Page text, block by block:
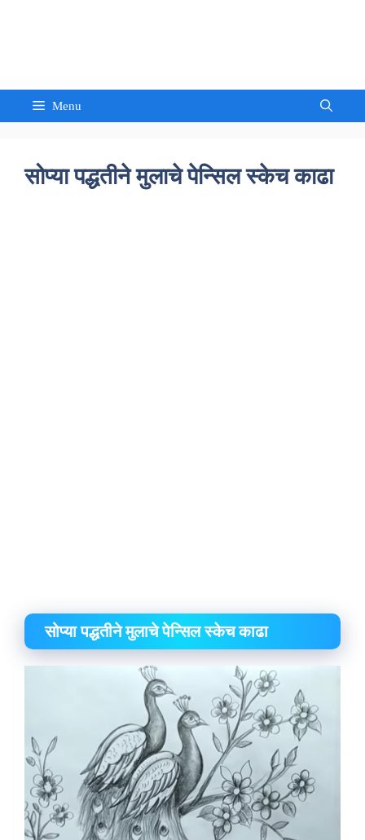
Menu
सोप्या पद्धतीने मुलाचे पेन्सिल स्केच काढा
सोप्या पद्धतीने मुलाचे पेन्सिल स्केच काढा